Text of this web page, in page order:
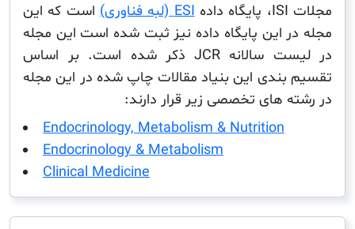
ESI (لبه فناوری)
است که این
این پایگاه داده نیز ثبت شده است این مجله
در لیست سالانه JCR ذکر شده است. بر اساس
این بنیاد مقالات چاپ شده در این مجله
های تخصصی زیر قرار دارند:
Endocrinology, Metabolism & Nutrition
Endocrinology & Metabolism
Clinical Medicine